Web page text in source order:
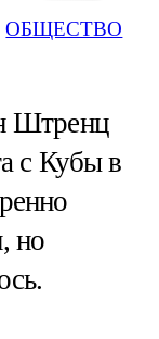
ОБЩЕСТВО
Штренц
с Кубы в
но